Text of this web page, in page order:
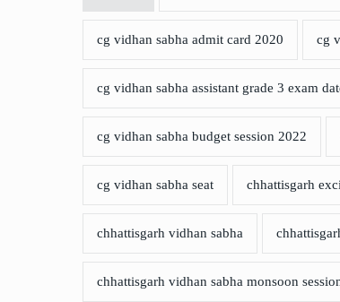
cg vidhan sabha admit card 2020 cg
cg vidhan sabha assistant grade 3 exam
cg vidhan sabha budget session 2022
cg vidhan sabha seat chhattisgarh
chhattisgarh vidhan sabha
chhattisgarh vidhan sabha monsoon